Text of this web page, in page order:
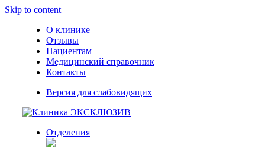
Skip to content
О клинике
Отзывы
Пациентам
Медицинский справочник
Контакты
Версия для слабовидящих
Отделения